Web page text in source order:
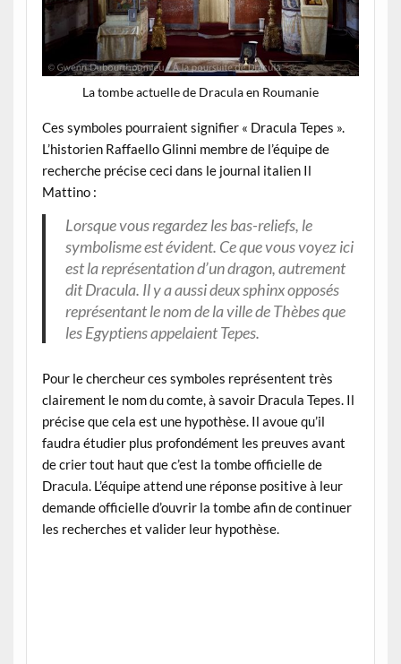
La tombe actuelle de Dracula en Roumanie
Ces symboles pourraient signifier « Dracula Tepes ».
L’historien Raffaello Glinni membre de l’équipe de
recherche précise ceci dans le journal italien Il
Mattino :
Lorsque vous regardez les bas-reliefs, le
symbolisme est évident. Ce que vous voyez ici
est la représentation d’un dragon, autrement
dit Dracula. Il y a aussi deux sphinx opposés
représentant le nom de la ville de Thèbes que
les Egyptiens appelaient Tepes.
Pour le chercheur ces symboles représentent très
clairement le nom du comte, à savoir Dracula Tepes. Il
précise que cela est une hypothèse. Il avoue qu’il
faudra étudier plus profondément les preuves avant
de crier tout haut que c’est la tombe officielle de
Dracula. L’équipe attend une réponse positive à leur
demande officielle d’ouvrir la tombe afin de continuer
les recherches et valider leur hypothèse.